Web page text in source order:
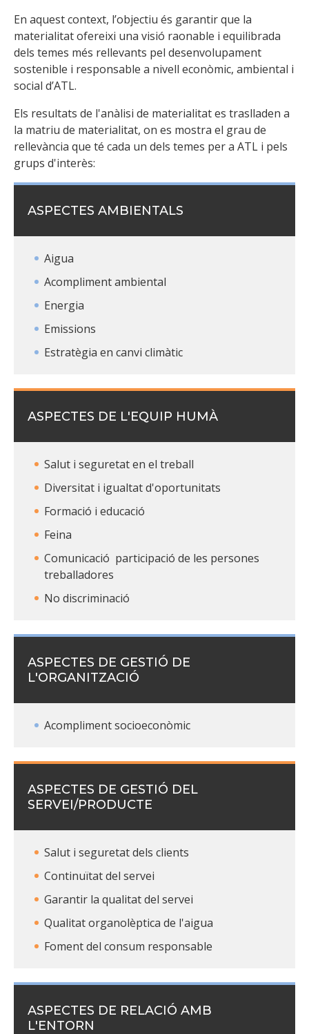
En aquest context, l’objectiu és garantir que la
materialitat ofereixi una visió raonable i equilibrada
dels temes més rellevants pel desenvolupament
sostenible i responsable a nivell econòmic, ambiental i
social d’ATL.
Els resultats de l'anàlisi de materialitat es traslladen a
la matriu de materialitat, on es mostra el grau de
rellevància que té cada un dels temes per a ATL i pels
grups d'interès:
ASPECTES AMBIENTALS
Aigua
Acompliment ambiental
Energia
Emissions
Estratègia en canvi climàtic
ASPECTES DE L'EQUIP HUMÀ
Salut i seguretat en el treball
Diversitat i igualtat d'oportunitats
Formació i educació
Feina
Comunicació participació de les persones
treballadores
No discriminació
ASPECTES DE GESTIÓ DE
L'ORGANITZACIÓ
Acompliment socioeconòmic
ASPECTES DE GESTIÓ DEL
SERVEI/PRODUCTE
Salut i seguretat dels clients
Continuïtat del servei
Garantir la qualitat del servei
Qualitat organolèptica de l'aigua
Foment del consum responsable
ASPECTES DE RELACIÓ AMB
L'ENTORN